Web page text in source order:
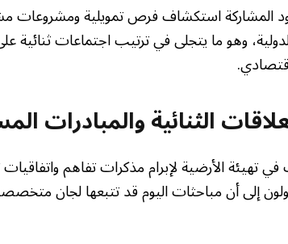
المشاركة استكشاف فرص تمويلية ومشروعات
وهو ما يتجلى في ترتيب اجتماعات ثنائية
الثنائية والمبادرات
تهيئة الأرضية لإبرام مذكرات تفاهم
إلى أن مباحثات اليوم قد تتبعها لجان